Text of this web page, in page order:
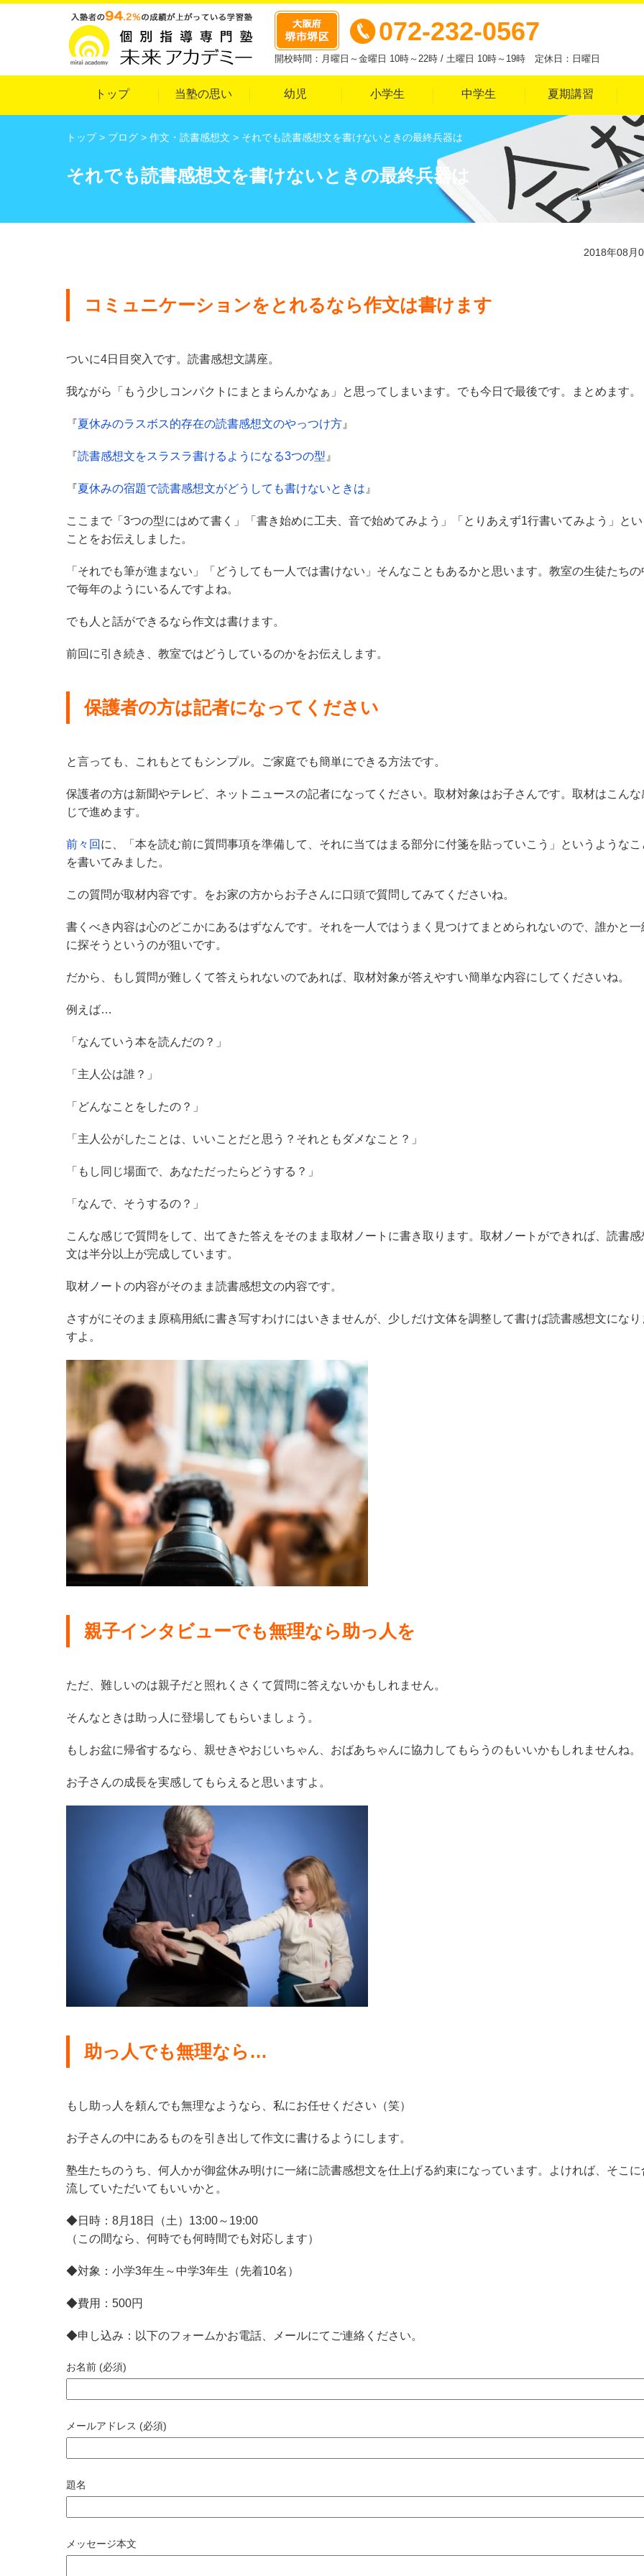
072-232-0567
開校時間：月曜日～金曜日 10時～22時 / 土曜日 10時～19時 定休日：日曜日
トップ 当塾の思い 幼児 小学生 中学生 夏期講習
トップ> ブログ > 作文・読書感想文 > それでも読書感想文を書けないときの最終兵器は
それでも読書感想文を書けないときの最終兵器は
2018年08月
コミュニケーションをとれるなら作文は書けます
ついに4日目突入です。読書感想文講座。
我ながら「もう少しコンパクトにまとまらんかなぁ」と思ってしまいます。でも今日で最後です。まとめます。
『夏休みのラスボス的存在の読書感想文のやっつけ方 』
『読書感想文をスラスラ書けるようになる3つの型 』
『夏休みの宿題で読書感想文がどうしても書けないときは 』
ここまで「3つの型にはめて書く」「書き始めに工夫、音で始めてみよう」「とりあえず1行書いてみよう」と
ことをお伝えしました。
「それでも筆が進まない」「どうしても一人では書けない」そんなこともあるかと思います。教室の生徒たちの
で毎年のようにいるんですよね。
でも人と話ができるなら作文は書けます。
前回に引き続き、教室ではどうしているのかをお伝えします。
保護者の方は記者になってください
と言っても、これもとてもシンプル。ご家庭でも簡単にできる方法です。
保護者の方は新聞やテレビ、ネットニュースの記者になってください。取材対象はお子さんです。取材はこんな
じで進めます。
前々回 に、「本を読む前に質問事項を準備して、それに当てはまる部分に付箋を貼っていこう」というようなこ
を書いてみました。
この質問が取材内容です。をお家の方からお子さんに口頭で質問してみてくださいね。
書くべき内容は心のどこかにあるはずなんです。それを一人ではうまく見つけてまとめられないので、誰かと一
に探そうというのが狙いです。
だから、もし質問が難しくて答えられないのであれば、取材対象が答えやすい簡単な内容にしてくださいね。
例えば…
「なんていう本を読んだの？」
「主人公は誰？」
「どんなことをしたの？」
「主人公がしたことは、いいことだと思う？それともダメなこと？」
「もし同じ場面で、あなただったらどうする？」
「なんで、そうするの？」
こんな感じで質問をして、出てきた答えをそのまま取材ノートに書き取ります。取材ノートができれば、読書感
文は半分以上が完成しています。
取材ノートの内容がそのまま読書感想文の内容です。
さすがにそのまま原稿用紙に書き写すわけにはいきませんが、少しだけ文体を調整して書けば読書感想文になり
すよ。
親子インタビューでも無理なら助っ人を
ただ、難しいのは親子だと照れくさくて質問に答えないかもしれません。
そんなときは助っ人に登場してもらいましょう。
もしお盆に帰省するなら、親せきやおじいちゃん、おばあちゃんに協力してもらうのもいいかもしれませんね。
お子さんの成長を実感してもらえると思いますよ。
助っ人でも無理なら…
もし助っ人を頼んでも無理なようなら、私にお任せください（笑）
お子さんの中にあるものを引き出して作文に書けるようにします。
塾生たちのうち、何人かが御盆休み明けに一緒に読書感想文を仕上げる約束になっています。よければ、そこに
流していただいてもいいかと。
◆日時：8月18日（土）13:00～19:00
（この間なら、何時でも何時間でも対応します）
◆対象：小学3年生～中学3年生（先着10名）
◆費用：500円
◆申し込み：以下のフォームかお電話、メールにてご連絡ください。
お名前 (必須)
メールアドレス (必須)
題名
メッセージ本文